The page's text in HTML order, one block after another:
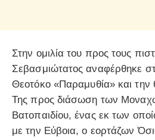
Στην ομιλία του προς τους
Σεβασμιώτατος αναφέρθηκε
Θεοτόκο «Παραμυθία» και
Της προς διάσωση των
Βατοπαιδίου, ένας εκ των
με την Εύβοια, ο εορτάζων